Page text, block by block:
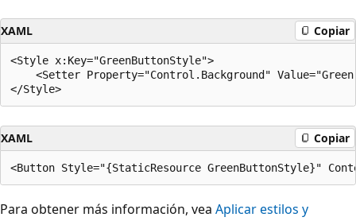
XAML Copiar
<Style x:Key="GreenButtonStyle">
<Setter Property="Control.Background"
XAML Copiar
Para obtener más información, vea Aplicar estilos y